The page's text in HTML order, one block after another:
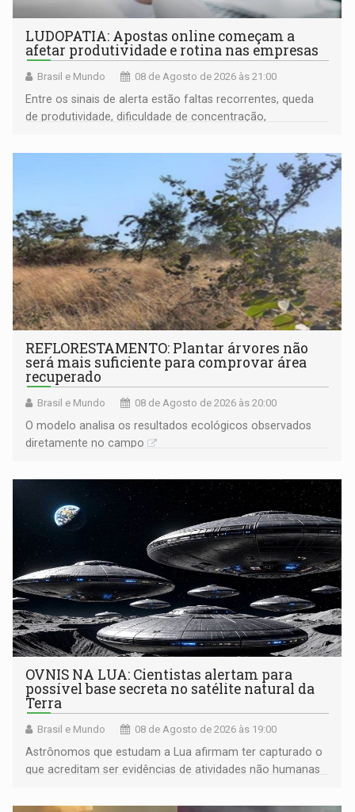
LUDOPATIA: Apostas online começam a
afetar produtividade e rotina nas empresas
Brasil e Mundo 08 de Agosto de 2026 às 21:00
Entre os sinais de alerta estão faltas recorrentes, queda
de produtividade, dificuldade de concentração,
REFLORESTAMENTO: Plantar árvores não
será mais suficiente para comprovar área
recuperado
Brasil e Mundo 08 de Agosto de 2026 às 20:00
O modelo analisa os resultados ecológicos observados
diretamente no campo
OVNIS NA LUA: Cientistas alertam para
possível base secreta no satélite natural da
Terra
Brasil e Mundo 08 de Agosto de 2026 às 19:00
Astrônomos que estudam a Lua afirmam ter capturado o
que acreditam ser evidências de atividades não humanas
órbita